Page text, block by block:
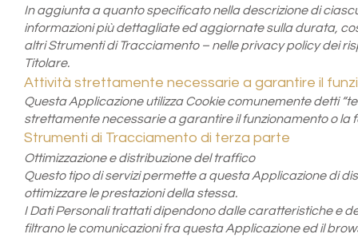
In aggiunta a quanto specificato nella descrizione di
informazioni più dettagliate ed aggiornate sulla durata,
altri Strumenti di Tracciamento – nelle privacy policy dei
Titolare.
Attività strettamente necessarie a garantire il
Questa Applicazione utilizza Cookie comunemente detti
strettamente necessarie a garantire il funzionamento o la
Strumenti di Tracciamento di terza parte
Ottimizzazione e distribuzione del traffico
Questo tipo di servizi permette a questa Applicazione di
ottimizzare le prestazioni della stessa.
I Dati Personali trattati dipendono dalle caratteristiche e
filtrano le comunicazioni fra questa Applicazione ed il